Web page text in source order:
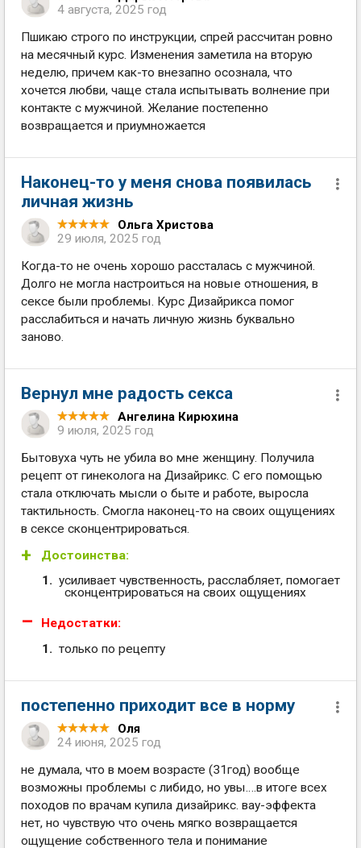
4 августа, 2025 год
Пшикаю строго по инструкции, спрей рассчитан ровно
на месячный курс. Изменения заметила на вторую
неделю, причем как-то внезапно осознала, что
хочется любви, чаще стала испытывать волнение при
контакте с мужчиной. Желание постепенно
возвращается и приумножается
Наконец-то у меня снова появилась
личная жизнь
Ольга Христова
29 июля, 2025 год
Когда-то не очень хорошо рассталась с мужчиной.
Долго не могла настроиться на новые отношения, в
сексе были проблемы. Курс Дизайрикса помог
расслабиться и начать личную жизнь буквально
заново.
Вернул мне радость секса
Ангелина Кирюхина
9 июля, 2025 год
Бытовуха чуть не убила во мне женщину. Получила
рецепт от гинеколога на Дизайрикс. С его помощью
стала отключать мысли о быте и работе, выросла
тактильность. Смогла наконец-то на своих ощущениях
в сексе сконцентрироваться.
Достоинства:
усиливает чувственность, расслабляет, помогает
сконцентрироваться на своих ощущениях
Недостатки:
только по рецепту
постепенно приходит все в норму
Оля
24 июня, 2025 год
не думала, что в моем возрасте (31год) вообще
возможны проблемы с либидо, но увы….в итоге всех
походов по врачам купила дизайрикс. вау-эффекта
нет, но чувствую что очень мягко возвращается
ощущение собственного тела и понимание